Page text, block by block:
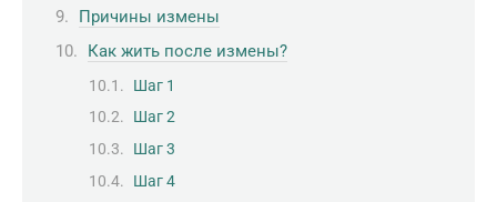
Причины измены
Как жить после измены?
Шаг 1
Шаг 2
Шаг 3
Шаг 4